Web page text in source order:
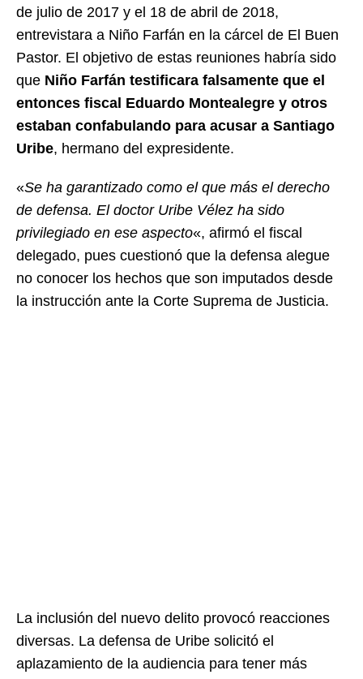
de julio de 2017 y el 18 de abril de 2018,
entrevistara a Niño Farfán en la cárcel de El Buen
Pastor. El objetivo de estas reuniones habría sido
que Niño Farfán testificara falsamente que el
entonces fiscal Eduardo Montealegre y otros
estaban confabulando para acusar a Santiago
Uribe, hermano del expresidente.
«Se ha garantizado como el que más el derecho
de defensa. El doctor Uribe Vélez ha sido
privilegiado en ese aspecto«, afirmó el fiscal
delegado, pues cuestionó que la defensa alegue
no conocer los hechos que son imputados desde
la instrucción ante la Corte Suprema de Justicia.
La inclusión del nuevo delito provocó reacciones
diversas. La defensa de Uribe solicitó el
aplazamiento de la audiencia para tener más